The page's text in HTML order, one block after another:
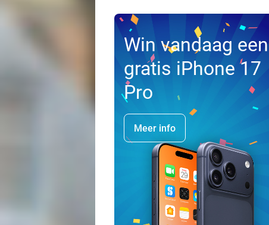
Win vandaag een
gratis iPhone 17
Pro
Meer info